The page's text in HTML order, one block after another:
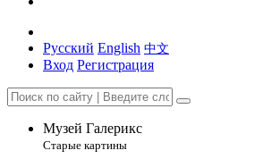
Русский English 中文
Вход Регистрация
Музей Галерикс
Старые картины